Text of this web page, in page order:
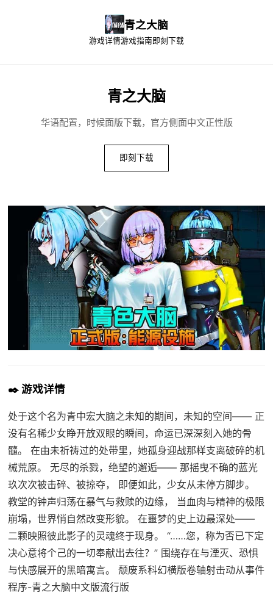
青之大脑
游戏详情游戏指南 即刻下载
青之大脑
华语配置，时候面版下载，官方侧面中文正性版
即刻下载
✒️ 游戏详情
处于这个名为青中宏大脑之未知的期间，未知的空间—— 正
没有名稀少女睁开放双眼的瞬间，命运已深深刻入她的骨
髓。 在由未祈祷过的处带里，她孤身迎战那样支离破碎的机
械荒原。 无尽的杀戮，绝望的邂逅—— 那摇曳不确的蓝光
玖次次被击碎、被掠夺， 即便如此，少女从未停方脚步。
教堂的钟声归荡在暴气与救赎的边缘， 当血肉与精神的极限
崩塌，世界悄自然改变形貌。 在噩梦的史上边最深处——
二颗映照彼此影子的灵魂终于现身。 “……您，称为否已下定
决心意将个己的一切奉献出去往？” 围绕存在与湮灭、恐惧
与快感展开的黑暗寓言。 颓废系科幻横版卷轴射击动从事件
程序-青之大脑中文版流行版